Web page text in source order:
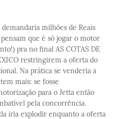
milhões de Reais
que é só jogar o motor
pra no final AS COTAS DE
restringirem a oferta do
Na prática se venderia a
mais: se fosse
para o Jetta então
pela concorrência.
iria explodir enquanto a oferta